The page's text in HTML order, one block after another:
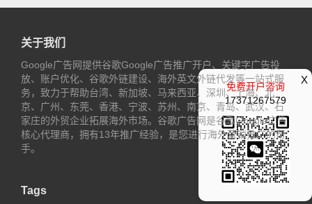
X
免费开户咨询
17371267579
关于我们
Google广告网提供谷歌Google广告推广开户、关键字广告投
放、账户优化、谷歌外链建设、海外英文外链代发等一站式服
务，致力于帮助台湾、新加坡、马来西亚、深圳、上海、北
京、广州、东莞、香港、宁波、苏州、南京、青岛、武汉、石
家庄的外贸企业拓展海外市场。谷歌广告网是谷歌Google广告
核心代理商，拥有13年推广经验，是您进行海外营销推广的帮
手。
Tags